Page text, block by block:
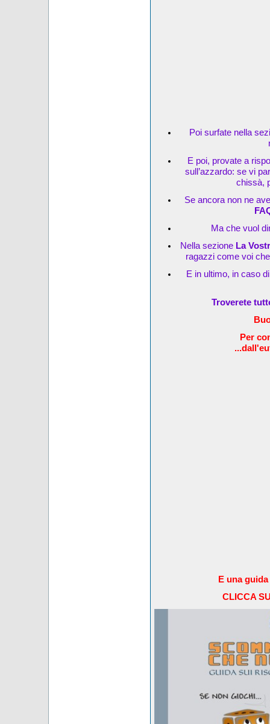
Poi surfate nella
E poi, provate a
sull’azzardo: se vi
chissà,
Se ancora non ne
Ma che vuol
Nella sezioneLa
ragazzi come voi
E in ultimo, in caso
Troverete
Per
E una
CLICCA